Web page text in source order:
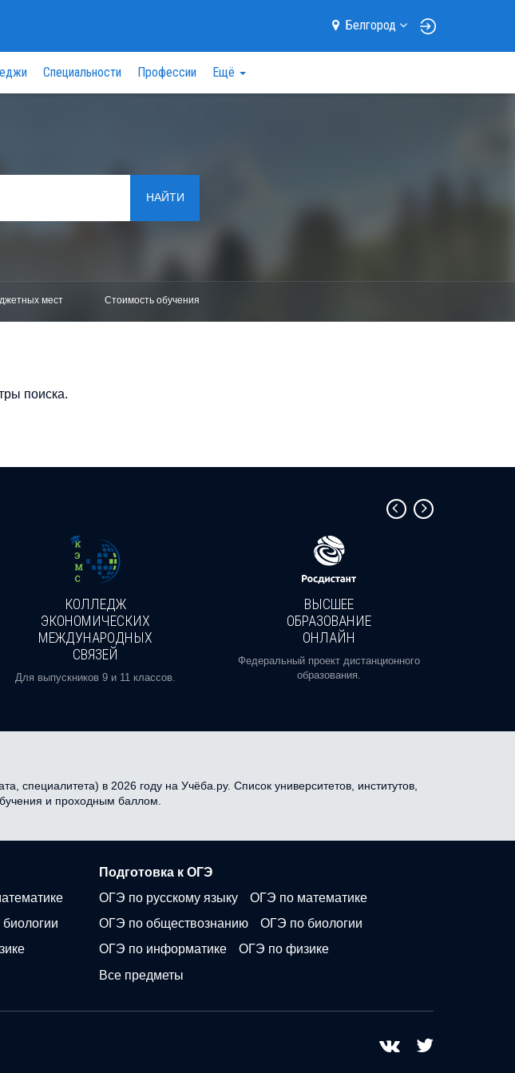
Белгород
Специальности Профессии Ещё
НАЙТИ
мест Стоимость обучения
поиска.
КОЛЛЕДЖ
ЭКОНОМИЧЕСКИХ
МЕЖДУНАРОДНЫХ
СВЯЗЕЙ
Для выпускников 9 и 11 классов.
ВЫСШЕЕ
ОБРАЗОВАНИЕ
ОНЛАЙН
Федеральный проект дистанционного
образования.
специалитета) в 2026 году на Учёба.ру. Список университетов, институтов,
и проходным баллом.
Подготовка к ОГЭ
ОГЭ по русскому языку
ОГЭ по математике
ОГЭ по обществознанию
ОГЭ по биологии
ОГЭ по информатике
ОГЭ по физике
Все предметы